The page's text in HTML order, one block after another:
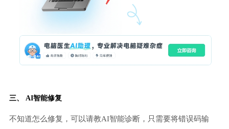
三、 AI智能修复
不知道怎么修复，可以请教AI智能诊断，只需要将错误码输